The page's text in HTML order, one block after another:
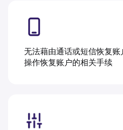
无法藉由通话或短信恢复
操作恢复账户的相关手续